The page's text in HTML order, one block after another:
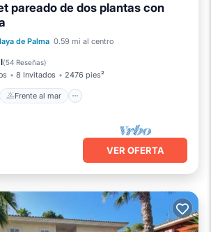
pareado de dos plantas con
de Palma 0.59 mi al centro
(54 Reseñas)
8 Invitados 2476 pies²
Frente al mar
privada
Frente al mar
VER OFERTA